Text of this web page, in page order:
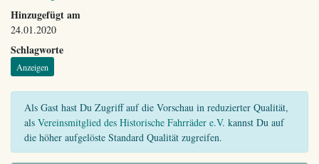
Hinzugefügt am
24.01.2020
Schlagworte
Anzeigen
Als Gast hast Du Zugriff auf die Vorschau in reduzierter Qualität,
als Vereinsmitglied des Historische Fahrräder e.V. kannst Du auf
die höher aufgelöste Standard Qualität zugreifen.